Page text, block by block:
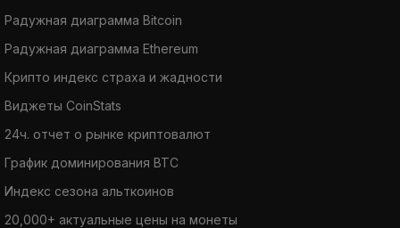
Радужная диаграмма Bitcoin
Радужная диаграмма Ethereum
Крипто индекс страха и жадности
Виджеты CoinStats
24ч. отчет о рынке криптовалют
График доминирования BTC
Индекс сезона альткоинов
20,000+ актуальные цены на монеты